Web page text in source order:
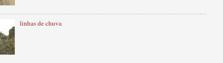
linhas de chuva